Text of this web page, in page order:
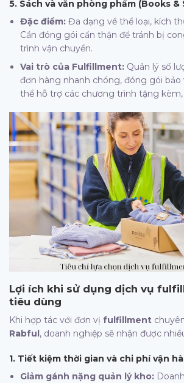
5. Sách và văn phòng phẩm (Books
Đặc điểm: Đa dạng về thể loại, kích
Cần đóng gói cẩn thận để tránh bị
trình vận chuyển.
Vai trò của Fulfillment: Quản lý số
đơn hàng nhanh chóng, đóng gói bảo
thể hỗ trợ các chương trình tặng kèm,
Lợi ích khi sử dụng dịch vụ
tiêu dùng
Khi hợp tác với đơn vị fulfillment
Rabful , doanh nghiệp sẽ nhận được
1. Tiết kiệm thời gian và chi phí vận
Giảm gánh nặng quản lý kho: